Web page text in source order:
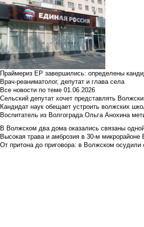
Праймериз ЕР завершились: определены
Врач-реаниматолог, депутат и глава села
Все новости по теме 01.06.2026
Сельский депутат хочет представлять
Кандидат наук обещает устроить волжских
Воспитатель из Волгограда Ольга Анохина
В Волжском два дома оказались связаны
Высокая трава и амброзия в 30‑м
От притона до приговора: в Волжском осудили